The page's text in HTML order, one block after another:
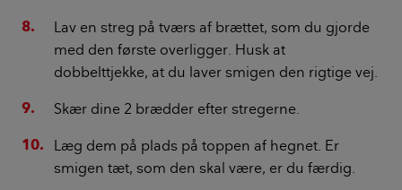
Lav en streg på tværs af brættet, som du gjorde
med den første overligger. Husk at
dobbelttjekke, at du laver smigen den rigtige vej.
Skær dine 2 brædder efter stregerne.
Læg dem på plads på toppen af hegnet. Er
smigen tæt, som den skal være, er du færdig.